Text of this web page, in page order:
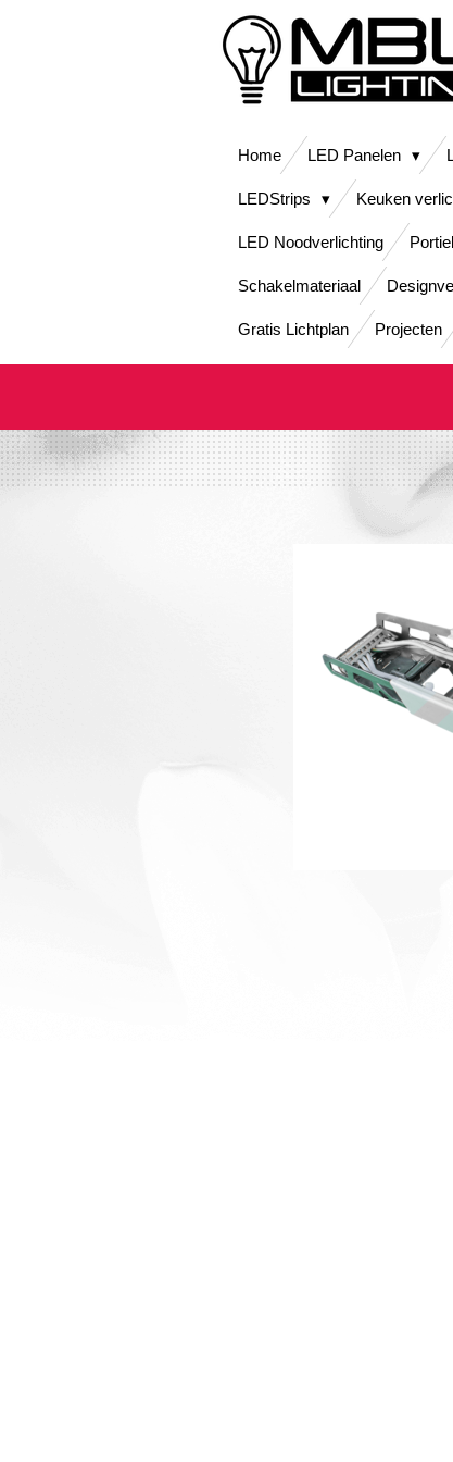
Home LED Panelen
LEDStrips Keuken
LED Noodverlichting
Schakelmateriaal
Gratis Lichtplan Projecten